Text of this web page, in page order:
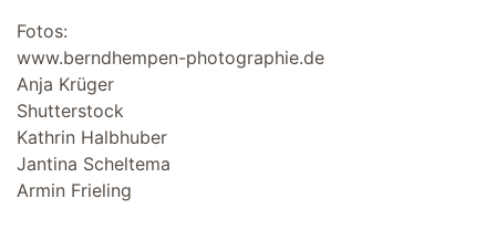
Fotos:
www.berndhempen-photographie.de
Anja Krüger
Shutterstock
Kathrin Halbhuber
Jantina Scheltema
Armin Frieling